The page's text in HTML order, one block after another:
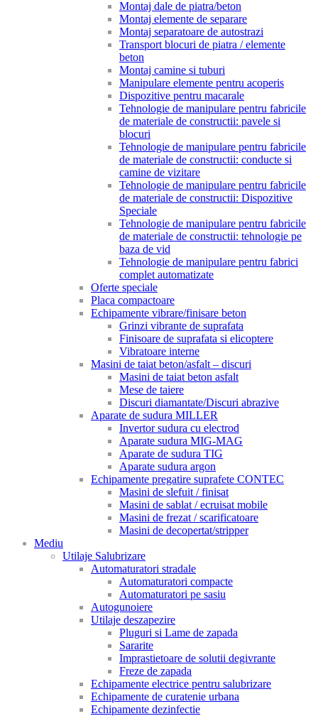
Montaj dale de piatra/beton
Montaj elemente de separare
Montaj separatoare de autostrazi
Transport blocuri de piatra / elemente
beton
Montaj camine si tuburi
Manipulare elemente pentru acoperis
Dispozitive pentru macarale
Tehnologie de manipulare pentru fabricile
de materiale de constructii: pavele si
blocuri
Tehnologie de manipulare pentru fabricile
de materiale de constructii: conducte si
camine de vizitare
Tehnologie de manipulare pentru fabricile
de materiale de constructii: Dispozitive
Speciale
Tehnologie de manipulare pentru fabricile
de materiale de constructii: tehnologie pe
baza de vid
Tehnologie de manipulare pentru fabrici
complet automatizate
Oferte speciale
Placa compactoare
Echipamente vibrare/finisare beton
Grinzi vibrante de suprafata
Finisoare de suprafata si elicoptere
Vibratoare interne
Masini de taiat beton/asfalt – discuri
Masini de taiat beton asfalt
Mese de taiere
Discuri diamantate/Discuri abrazive
Aparate de sudura MILLER
Invertor sudura cu electrod
Aparate sudura MIG-MAG
Aparate de sudura TIG
Aparate sudura argon
Echipamente pregatire suprafete CONTEC
Masini de slefuit / finisat
Masini de sablat / ecruisat mobile
Masini de frezat / scarificatoare
Masini de decopertat/stripper
Mediu
Utilaje Salubrizare
Automaturatori stradale
Automaturatori compacte
Automaturatori pe sasiu
Autogunoiere
Utilaje deszapezire
Pluguri si Lame de zapada
Sararite
Imprastietoare de solutii degivrante
Freze de zapada
Echipamente electrice pentru salubrizare
Echipamente de curatenie urbana
Echipamente dezinfectie